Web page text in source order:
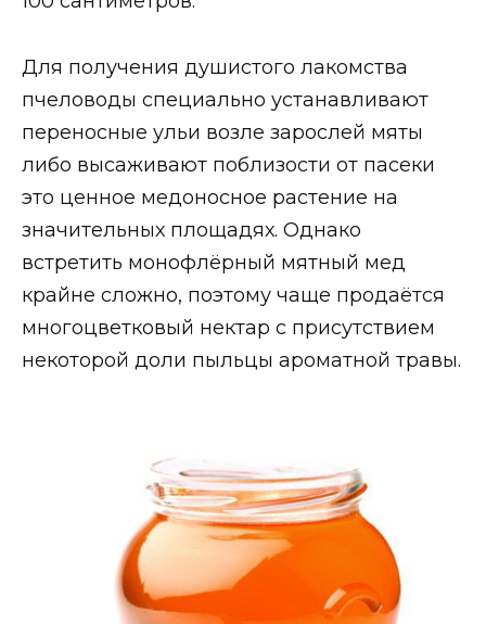
Для получения душистого лакомства
пчеловоды специально устанавливают
переносные ульи возле зарослей мяты
либо высаживают поблизости от пасеки
это ценное медоносное растение на
значительных площадях. Однако
встретить монофлёрный мятный мед
крайне сложно, поэтому чаще продаётся
многоцветковый нектар с присутствием
некоторой доли пыльцы ароматной травы.